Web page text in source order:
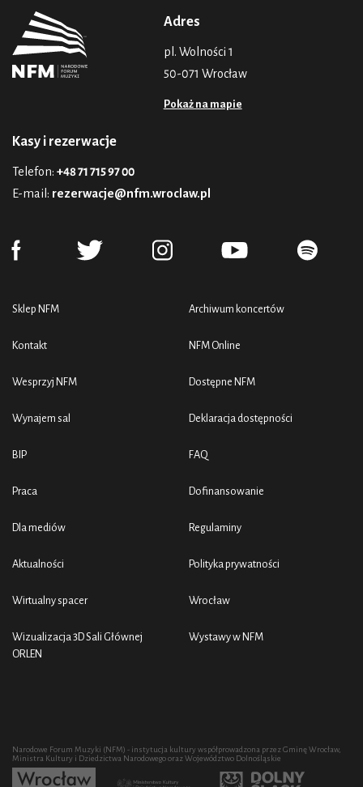
Adres
pl. Wolności 1
50-071 Wrocław
Pokaż na mapie
Kasy i rezerwacje
Telefon: +48 71 715 97 00
E-mail: rezerwacje@nfm.wroclaw.pl
Sklep NFM
Kontakt
Wesprzyj NFM
Wynajem sal
BIP
Praca
Dla mediów
Aktualności
Wirtualny spacer
Wizualizacja 3D Sali Głównej
ORLEN
Archiwum koncertów
NFM Online
Dostępne NFM
Deklaracja dostępności
FAQ
Dofinansowanie
Regulaminy
Polityka prywatności
Wrocław
Wystawy w NFM
Narodowe Forum Muzyki (NFM) - instytucja kultury współprowadzona przez Gminę Wrocław,
Ministra Kultury i Dziedzictwa Narodowego oraz Województwo Dolnośląskie